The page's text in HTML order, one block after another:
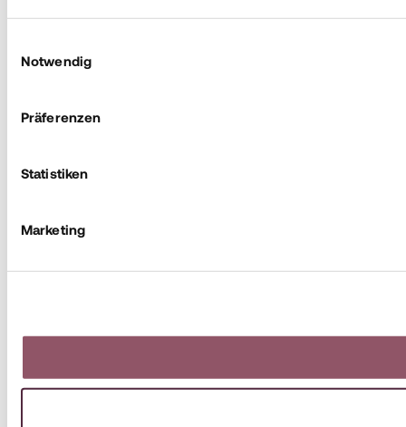
Notwendig
Präferenzen
Statistiken
Marketing